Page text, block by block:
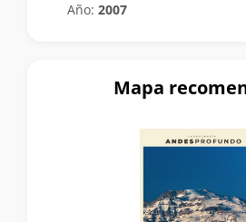
Año: 2007
Mapa